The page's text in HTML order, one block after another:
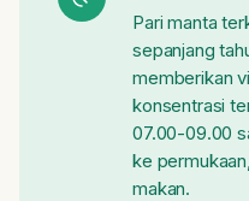
Pari manta
sepanjang
memberikan
konsentrasi
07.00-09.00
ke
makan.